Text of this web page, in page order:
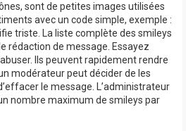
sont de petites images utilisées
avec un code simple, exemple :
triste. La liste complète des smileys
rédaction de message. Essayez
Ils peuvent rapidement rendre
modérateur peut décider de les
le message. L’administrateur
nombre maximum de smileys par